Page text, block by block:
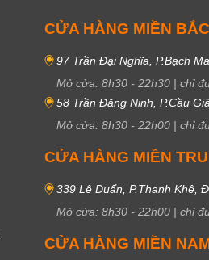
CỬA HÀNG MIỀN BẮC
97 Trần Đại Nghĩa, P.Bạch
Mở cửa: 8h30 - 22h30 | chỉ
58 Trần Đăng Ninh, P.Cầu
Mở cửa: 8h30 - 22h00 | chỉ
CỬA HÀNG MIỀN
339 Lê Duẩn, P.Thanh Khê,
Mở cửa: 8h30 - 22h00 | chỉ
CỬA HÀNG MIỀN